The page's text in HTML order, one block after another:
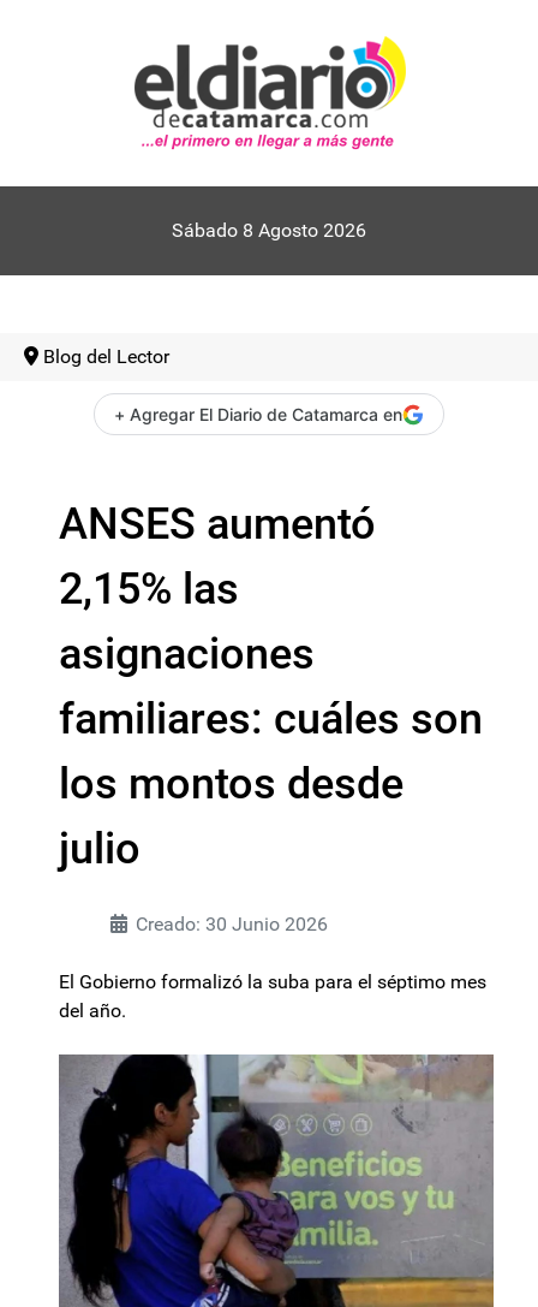
Sábado 8 Agosto 2026
Blog del Lector
+ Agregar El Diario de Catamarca en
ANSES aumentó
2,15% las
asignaciones
familiares: cuáles son
los montos desde
julio
Creado: 30 Junio 2026
El Gobierno formalizó la suba para el séptimo mes
del año.